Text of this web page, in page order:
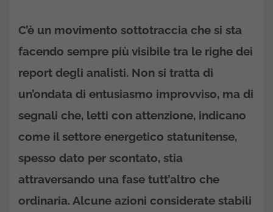
C’è un movimento sottotraccia che si sta
facendo sempre più visibile tra le righe dei
report degli analisti. Non si tratta di
un’ondata di entusiasmo improvviso, ma di
segnali che, letti con attenzione, indicano
come il settore energetico statunitense,
spesso dato per scontato, stia
attraversando una fase tutt’altro che
ordinaria. Alcune azioni considerate stabili